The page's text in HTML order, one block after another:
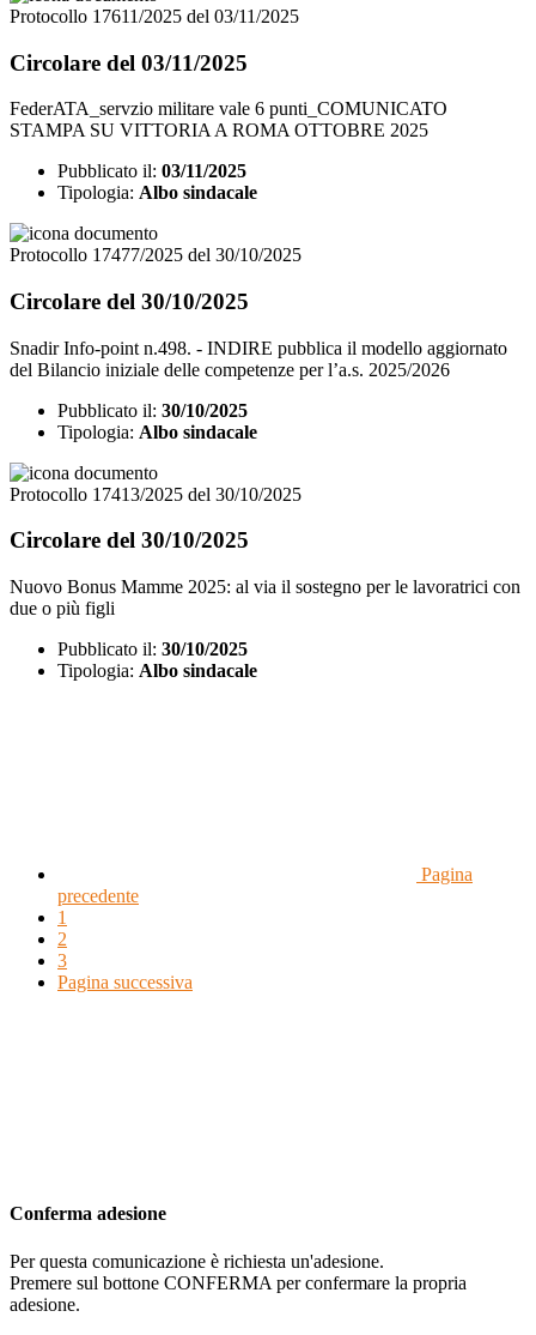
Protocollo 17611/2025 del 03/11/2025
Circolare del 03/11/2025
FederATA_servzio militare vale 6 punti_COMUNICATO
STAMPA SU VITTORIA A ROMA OTTOBRE 2025
Pubblicato il: 03/11/2025
Tipologia: Albo sindacale
Protocollo 17477/2025 del 30/10/2025
Circolare del 30/10/2025
Snadir Info-point n.498. - INDIRE pubblica il modello aggiornato
del Bilancio iniziale delle competenze per l’a.s. 2025/2026
Pubblicato il: 30/10/2025
Tipologia: Albo sindacale
Protocollo 17413/2025 del 30/10/2025
Circolare del 30/10/2025
Nuovo Bonus Mamme 2025: al via il sostegno per le lavoratrici con
due o più figli
Pubblicato il: 30/10/2025
Tipologia: Albo sindacale
Pagina
precedente
1
2
3
Pagina successiva
Conferma adesione
Per questa comunicazione è richiesta un'adesione.
Premere sul bottone CONFERMA per confermare la propria
adesione.